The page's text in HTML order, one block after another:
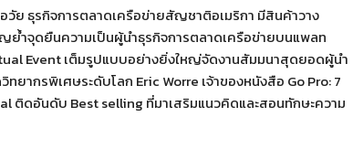
วัย ธุรกิจการตลาดเครือข่ายสัญชาติอเมริกา มีสินค้าวาง
ย้ำจุดยืนความเป็นผู้นำธุรกิจการตลาดเครือข่ายบนแพลท
Event เต็มรูปแบบอย่างยิ่งใหญ่จัดงานสัมมนาสุดยอดผู้นำ
ทยากรพิเศษระดับโลก Eric Worre เจ้าของหนังสือ Go Pro: 7
ติดอันดับ Best selling ที่มาเสริมแนวคิดและสอนทักษะความ